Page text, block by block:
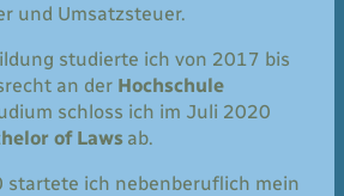
und Umsatzsteuer.
studierte ich von 2017 bis
an der Hochschule
schloss ich im Juli 2020
of Lawsab.
startete ich nebenberuflich mein